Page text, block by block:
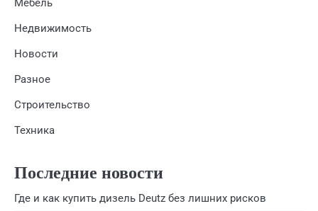
Мебель
Недвижимость
Новости
Разное
Строительство
Техника
Последние новости
Где и как купить дизель Deutz без лишних рисков